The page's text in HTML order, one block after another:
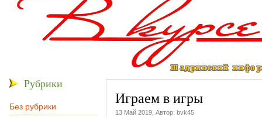
Рубрики
Без рубрики
Играем в игры
13 Май 2019, Автор: bvk45